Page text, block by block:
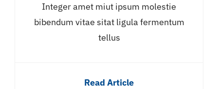
Integer amet miut ipsum molestie
bibendum vitae sitat ligula fermentum
tellus
Read Article